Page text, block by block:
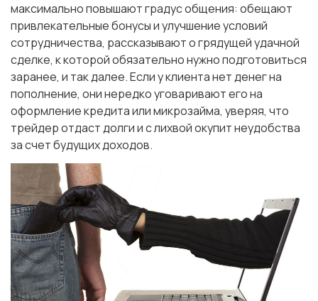
максимально повышают градус общения: обещают
привлекательные бонусы и улучшение условий
сотрудничества, рассказывают о грядущей удачной
сделке, к которой обязательно нужно подготовиться
заранее, и так далее. Если у клиента нет денег на
пополнение, они нередко уговаривают его на
оформление кредита или микрозайма, уверяя, что
трейдер отдаст долги и с лихвой окупит неудобства
за счет будущих доходов.